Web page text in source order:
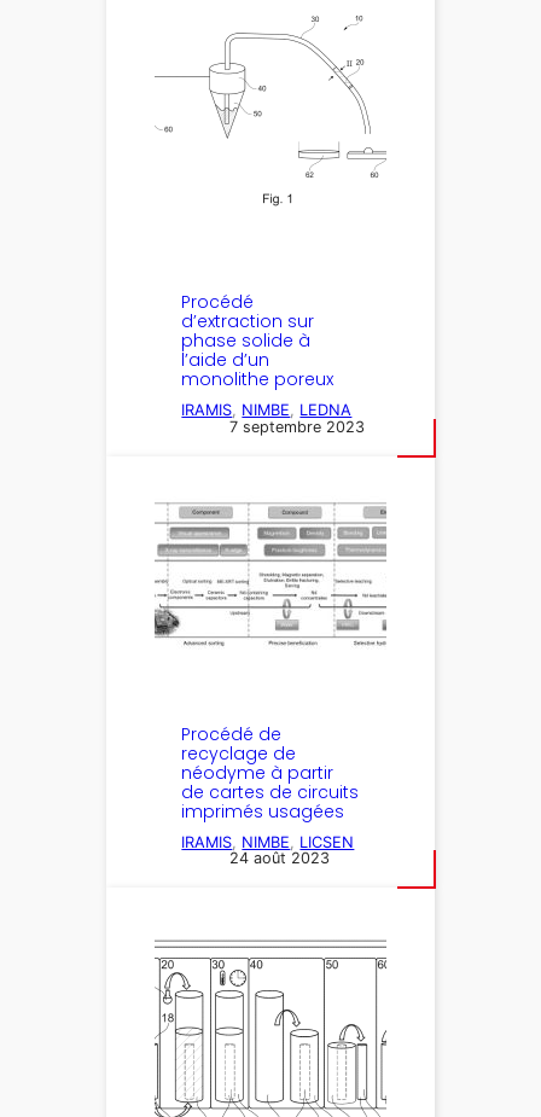
Procédé
d’extraction sur
phase solide à
l’aide d’un
monolithe poreux
IRAMIS, NIMBE, LEDNA
7 septembre 2023
Procédé de
recyclage de
néodyme à partir
de cartes de circuits
imprimés usagées
IRAMIS NIMBE
LICSEN
24 août 2023